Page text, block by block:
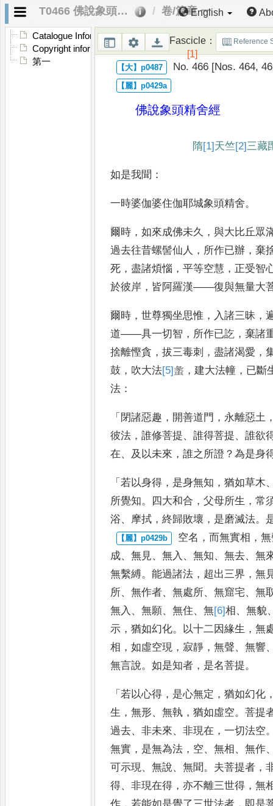
T0466 佛說象頭精舍經 卷/篇章 一
English
Catalogue Information
Copyright information
第一
Fascicle：
[1]
Reference
No. 466 [Nos. 464,
佛說象頭精舍經
隋[1] 天竺[2]三藏
如是我聞 ：
一時婆伽婆住伽耶城象頭精舍。
爾時 ，如來成佛未久 ，與大比丘眾
過去往昔螺髻仙人 ， 所作已辦 ，棄
死 ，盡諸煩惱 ，平等空慧 ， 正受智
於彼岸 ， 皆阿羅漢——復與無量大
爾時 ，世尊獨坐思惟 ， 入諸三昧 ，
道——具一切智 ， 所作已訖 ，棄諸
捨離慳貪 ，拔三毒刺 ，盡諸渴愛 ，
鼓 ， 吹大法[5] 䗍 ，建大法幢 ， 已斷
法 ：
「 閉諸惡趣 ， 開善道門 ， 永離惡土
彼法 ，誰修菩提、誰得菩提、誰欲
在、 及以未來 ，誰之所證 ？為是身
「若以身得 ， 是身無知 ，猶如草木
所覺知。 四大和合 ，父母所生 ，常
浴、 摩拭 ，終歸敗壞 ， 是磨滅法。
空名 ， 而無實相 ，
成、無見、無入 、無知、無去、無
無繫縛。能過諸法 ， 超出三界 ，無
所、無作者、無處所、無窟宅、無
無入 、無願、無住、無[6]相 、無貌
示 ，猶如幻化。 以十二因緣生 ，無
相 ，如虛空現 ，寂靜 ，無聲、無響
無言說。如是知者 ， 是名菩提。
「若以心得 ， 是心無定 ，猶如幻化
生 ，無形、無執 ，猶如虛空。菩提
過去、非未來、非現在 ，一切法空
無實 ， 是無為法 ， 空、無相 、無作
可示現、無說、無聞。 夫菩提者 ，
得、非現在得 ，亦不離三世得 ，無